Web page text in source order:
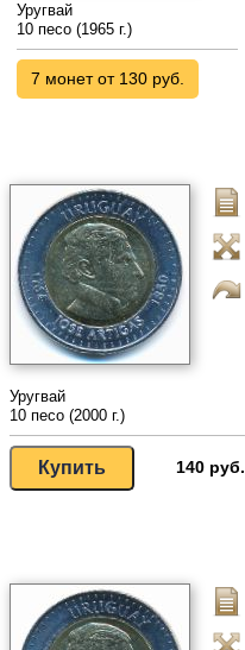
Уругвай
10 песо (1965 г.)
7 монет от 130 руб.
Уругвай
10 песо (2000 г.)
140 руб.